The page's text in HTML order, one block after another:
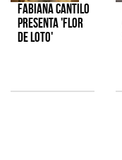
Fabiana Cantilo
presenta 'Flor
de Loto'